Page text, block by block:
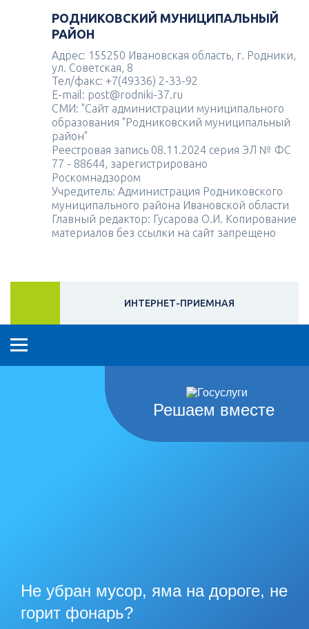
РОДНИКОВСКИЙ МУНИЦИПАЛЬНЫЙ
РАЙОН
Адрес: 155250 Ивановская область, г. Родники,
ул. Советская, 8
Тел/факс: +7(49336) 2-33-92
E-mail: post@rodniki-37.ru
СМИ: "Сайт администрации муниципального
образования "Родниковский муниципальный
район"
Реестровая запись 08.11.2024 серия ЭЛ № ФС
77 - 88644, зарегистрировано
Роскомнадзором
Учредитель: Администрация Родниковского
муниципального района Ивановской области
Главный редактор: Гусарова О.И. Копирование
материалов без ссылки на сайт запрещено
ИНТЕРНЕТ-ПРИЕМНАЯ
Решаем вместе
Не убран мусор, яма на дороге, не
горит фонарь?